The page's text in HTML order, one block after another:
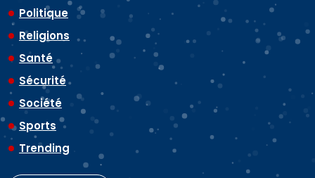
Politique
Religions
Santé
Sécurité
Société
Sports
Trending